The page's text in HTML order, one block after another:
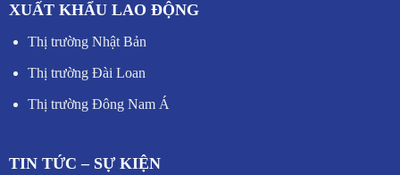
XUẤT KHẨU LAO ĐỘNG
Thị trường Nhật Bản
Thị trường Đài Loan
Thị trường Đông Nam Á
TIN TỨC – SỰ KIỆN